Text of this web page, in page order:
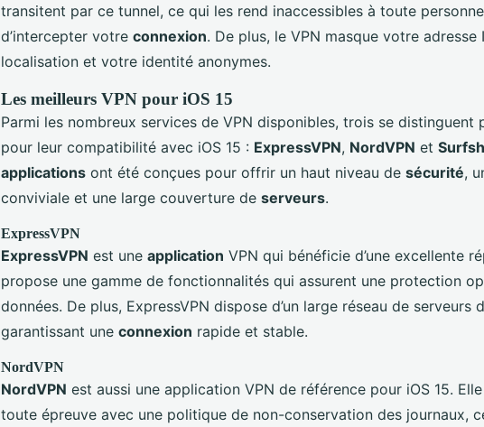
transitent par ce tunnel, ce qui les rend inaccessibles à toute
d’intercepter votre connexion. De plus, le VPN masque votre adresse
localisation et votre identité anonymes.
Les meilleurs VPN pour iOS 15
Parmi les nombreux services de VPN disponibles, trois se distinguent
pour leur compatibilité avec iOS 15 : ExpressVPN, NordVPN et
applications ont été conçues pour offrir un haut niveau de sécurité,
conviviale et une large couverture de serveurs.
ExpressVPN
ExpressVPN est une application VPN qui bénéficie d’une excellente
propose une gamme de fonctionnalités qui assurent une protection
données. De plus, ExpressVPN dispose d’un large réseau de serveurs
garantissant une connexion rapide et stable.
NordVPN
NordVPN est aussi une application VPN de référence pour iOS 15.
toute épreuve avec une politique de non-conservation des journaux,